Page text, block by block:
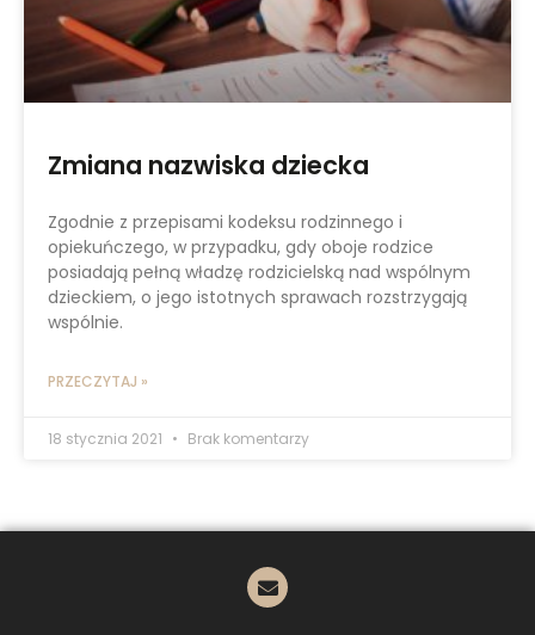
Zmiana nazwiska dziecka
Zgodnie z przepisami kodeksu rodzinnego i
opiekuńczego, w przypadku, gdy oboje rodzice
posiadają pełną władzę rodzicielską nad wspólnym
dzieckiem, o jego istotnych sprawach rozstrzygają
wspólnie.
PRZECZYTAJ »
18 stycznia 2021 Brak komentarzy